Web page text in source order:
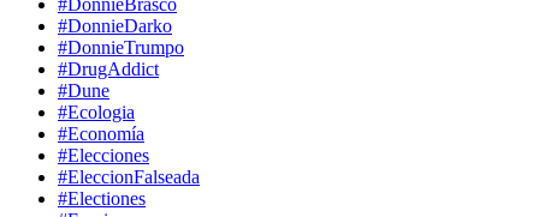
#DonnieBrasco
#DonnieDarko
#DonnieTrumpo
#DrugAddict
#Dune
#Ecologia
#Economía
#Elecciones
#EleccionFalseada
#Electiones